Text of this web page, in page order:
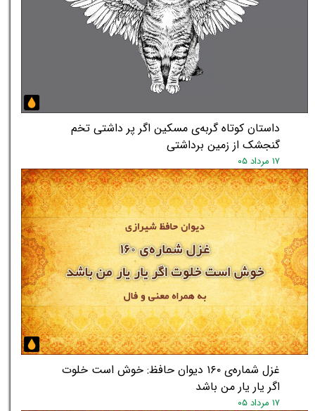
★★
داستان کوتاه گربه‌ی مسکین اگر پر داشتی تخم
گنجشک از زمین برداشتی
۱۷ مرداد ۰۵
غزل شماره‌ی ۱۶۰ دیوان حافظ: خوش است خلوت
اگر یار یار من باشد
۱۷ مرداد ۰۵